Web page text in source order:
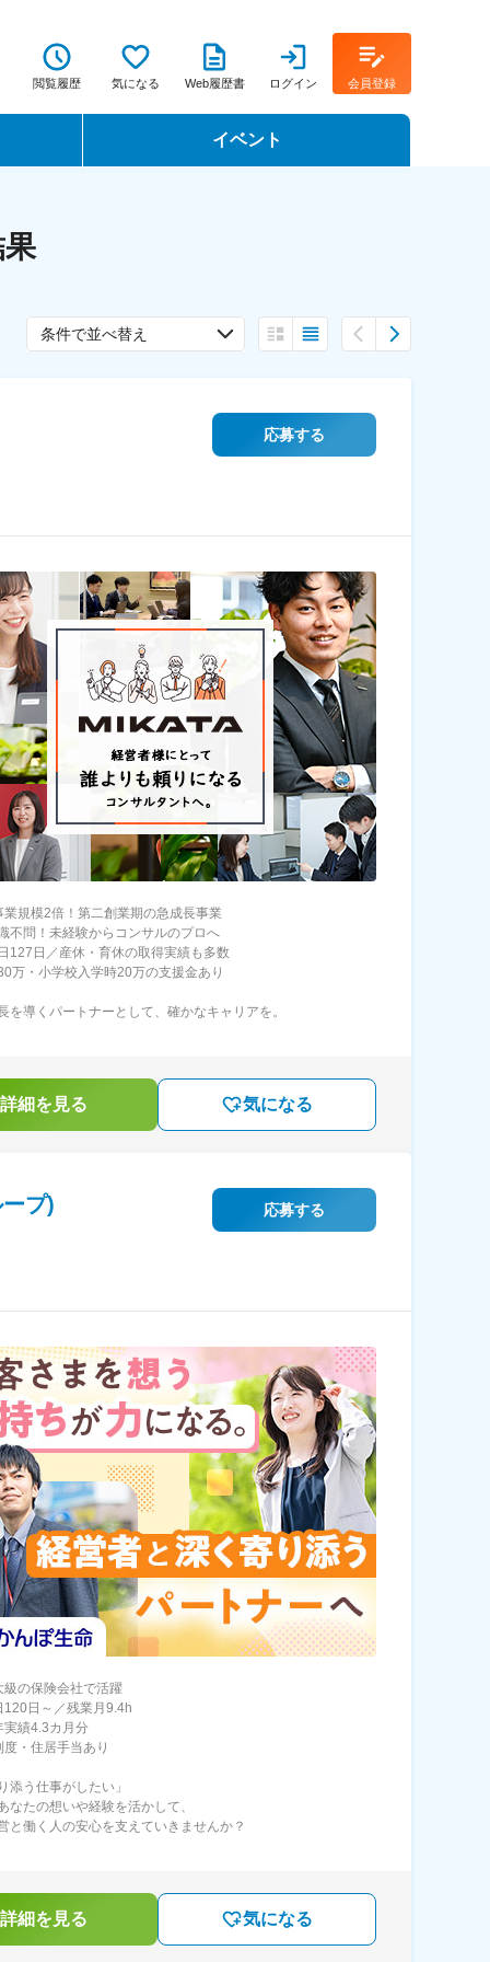
閲覧履歴 気になる Web履歴書 ログイン 会員登録
イベント
条件で並べ替え
応募する
規模2倍！第二創業期の急成長事業
不問！未経験からコンサルのプロへ
127日／産休・育休の取得実績も多数
万・小学校入学時20万の支援金あり
を導くパートナーとして、確かなキャリアを。
細を見る 気になる
プ) 応募する
級の保険会社で活躍
120日～／残業月9.4h
実績4.3カ月分
・住居手当あり
添う仕事がしたい」
なたの想いや経験を活かして、
と働く人の安心を支えていきませんか？
細を見る 気になる